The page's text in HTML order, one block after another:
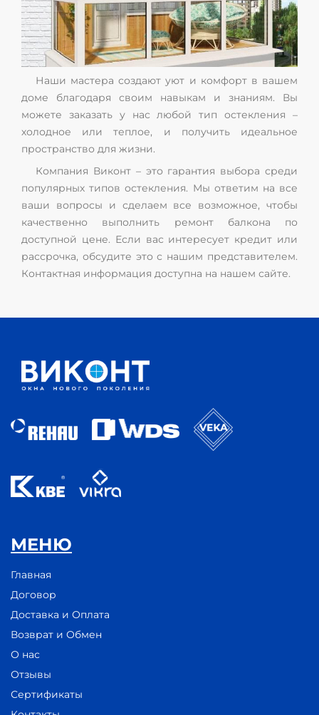
Наши мастера создают уют и комфорт в вашем
доме благодаря своим навыкам и знаниям. Вы
можете заказать у нас любой тип остекления –
холодное или теплое, и получить идеальное
пространство для жизни.
Компания Виконт – это гарантия выбора среди
популярных типов остекления. Мы ответим на все
ваши вопросы и сделаем все возможное, чтобы
качественно выполнить ремонт балкона по
доступной цене. Если вас интересует кредит или
рассрочка, обсудите это с нашим представителем.
Контактная информация доступна на нашем сайте.
МЕНЮ
Главная
Договор
Доставка и Оплата
Возврат и Обмен
О нас
Отзывы
Сертификаты